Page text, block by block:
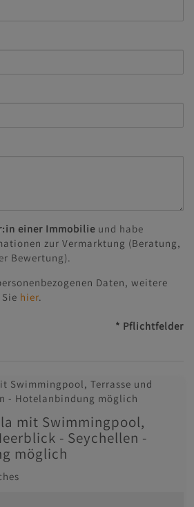
einer Immobilie und habe
zur Vermarktung (Beratung,
Bewertung).
Daten, weitere
hier.
* Pflichtfelder
mit Swimmingpool,
- Seychellen -
möglich